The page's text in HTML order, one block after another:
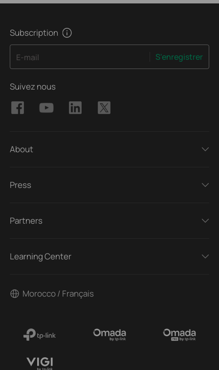
Subscription
E-mail S'enregistrer
Suivez nous
About
Press
Partners
Learning Center
Morocco / Français